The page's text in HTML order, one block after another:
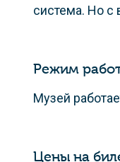
система. Но с
Режим
Музей
Цены на